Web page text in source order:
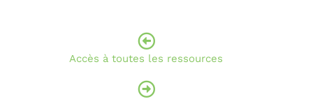
Accès à toutes les ressources